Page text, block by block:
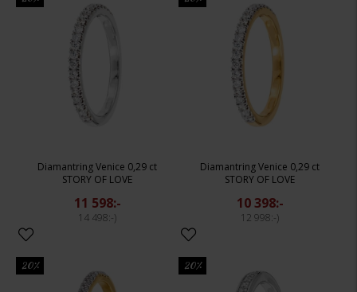
Diamantring Venice 0,29 ct
STORY OF LOVE
11 598:-
14 498:-
Diamantring Venice 0,29 ct
STORY OF LOVE
10 398:-
12 998:-
20% 20%